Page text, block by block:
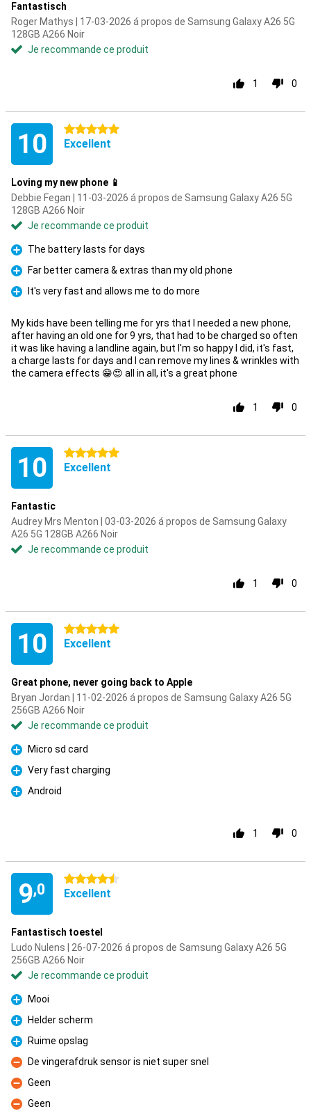
Fantastisch
Roger Mathys | 17-03-2026 á propos de Samsung Galaxy A26 5G
128GB A266 Noir
Je recommande ce produit
1 0
10 5 étoiles
Excellent
Loving my new phone 📱
Debbie Fegan | 11-03-2026 á propos de Samsung Galaxy A26 5G
128GB A266 Noir
Je recommande ce produit
Pour
The battery lasts for days
Pour
Far better camera & extras than my old phone
Pour
It's very fast and allows me to do more
My kids have been telling me for yrs that I needed a new phone,
after having an old one for 9 yrs, that had to be charged so often
it was like having a landline again, but I'm so happy I did, it's fast,
a charge lasts for days and I can remove my lines & wrinkles with
the camera effects 😁😍 all in all, it's a great phone
1 0
10 5 étoiles
Excellent
Fantastic
Audrey Mrs Menton | 03-03-2026 á propos de Samsung Galaxy
A26 5G 128GB A266 Noir
Je recommande ce produit
1 0
10 5 étoiles
Excellent
Great phone, never going back to Apple
Bryan Jordan | 11-02-2026 á propos de Samsung Galaxy A26 5G
256GB A266 Noir
Je recommande ce produit
Pour
Micro sd card
Pour
Very fast charging
Pour
Android
1 0
9,0
4.5 étoiles
Excellent
Fantastisch toestel
Ludo Nulens | 26-07-2026 á propos de Samsung Galaxy A26 5G
256GB A266 Noir
Je recommande ce produit
Pour
Mooi
Pour
Helder scherm
Pour
Ruime opslag
Contre
De vingerafdruk sensor is niet super snel
Contre
Geen
Contre
Geen